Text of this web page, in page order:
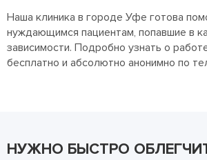
Наша клиника в городе Уфе готова
нуждающимся пациентам, попавшие в
зависимости. Подробно узнать о
бесплатно и абсолютно анонимно по
НУЖНО БЫСТРО